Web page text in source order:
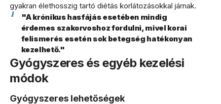
gyakran élethosszig tartó diétás korlátozásokkal járnak.
"A krónikus hasfájás esetében mindig
érdemes szakorvoshoz fordulni, mivel korai
felismerés esetén sok betegség hatékonyan
kezelhető."
Gyógyszeres és egyéb kezelési
módok
Gyógyszeres lehetőségek